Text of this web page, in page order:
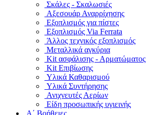
Σκάλες - Σκαλωσιές
Αξεσουάρ Αναρρίχησης
Εξοπλισμός για πίστες
Εξοπλισμός Via Ferrata
Άλλος τεχνικός εξοπλισμός
Μεταλλικά αγκύρια
Kit ασφάλισης - Αρματώματος
Kit Επιβίωσης
Υλικά Καθαρισμού
Υλικά Συντήρησης
Ανιχνευτές Αερίων
Είδη προσωπικής υγιεινής
Α΄ Βοήθειες